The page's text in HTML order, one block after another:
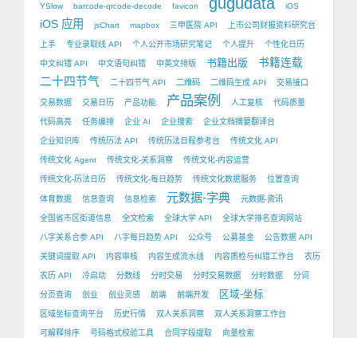
YSlow barcode-qrcode-decode favicon iOS
iOS 应用 jsChart mapbox 三甲医院 API 上市公司财报资料研究台
上手 专业录取线 API 个人公开市场研究笔记 个人提升 个性化日历
中文纠错 API 中文语句纠错 中英文排版 书籍出版 书籍连载
二十四节气 二十四节气 API 二维码 二维码生成 API 交易接口
交易数据 交易日历 产品功能 产品案例 人工复核 代码质量
代码高亮 任务编排 企业 AI 企业搜索 企业文档摘要翻译台
企业知识库 传统历法 API 传统历法日程参考台 传统文化 API
传统文化 Agent 传统文化-关系洞察 传统文化-内容运营
传统文化-历法日历 传统文化-每日趋势 传统文化数据服务 位置查询
体育数据 信息查询 信息检索 元数据-字典 元数据-资讯
全国省市区街道信息 全文检索 全球大学 API 全球大学排名查询网站
八字关系合参 API 八字每日趋势 API 公众号 公募基金 公告数据 API
关键词提取 API 内容审核 内容生成流水线 内容质检与纠错工作台 农历
农历 API 冷启动 分数线 分时交易 分时交易数据 分时数据 分词
分页查询 创业 创业灵感 前端 前端开发 区域-坐标
区域坐标查询平台 历史行情 双人关系洞察 双人关系洞察工作台
可解释排序 号码格式校验工具 合同字段提取 向量检索